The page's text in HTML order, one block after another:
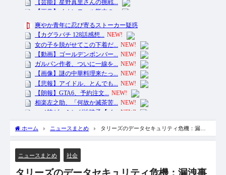
ホーム ニュースまとめ
タリーズのデータセキュリティ危機：漏洩
ニュースまとめ 社会
タリーズのデータセキュリティ危機：漏洩事